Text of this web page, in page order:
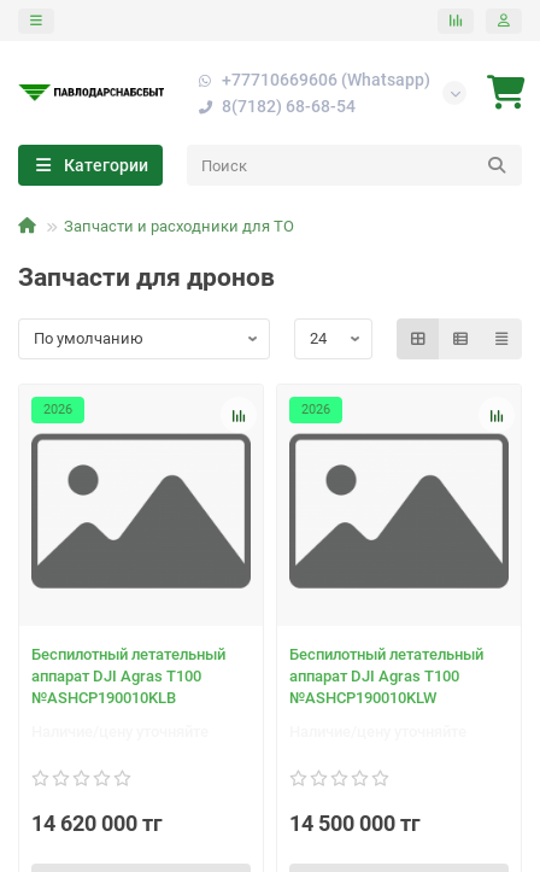
+77710669606 (Whatsapp)
8(7182) 68-68-54
Категории
Запчасти и расходники для ТО
Запчасти для дронов
2026
Беспилотный летательный
аппарат DJI Agras T100
№ASHCP190010KLB
14 620 000 тг
2026
Беспилотный летательный
аппарат DJI Agras T100
№ASHCP190010KLW
14 500 000 тг